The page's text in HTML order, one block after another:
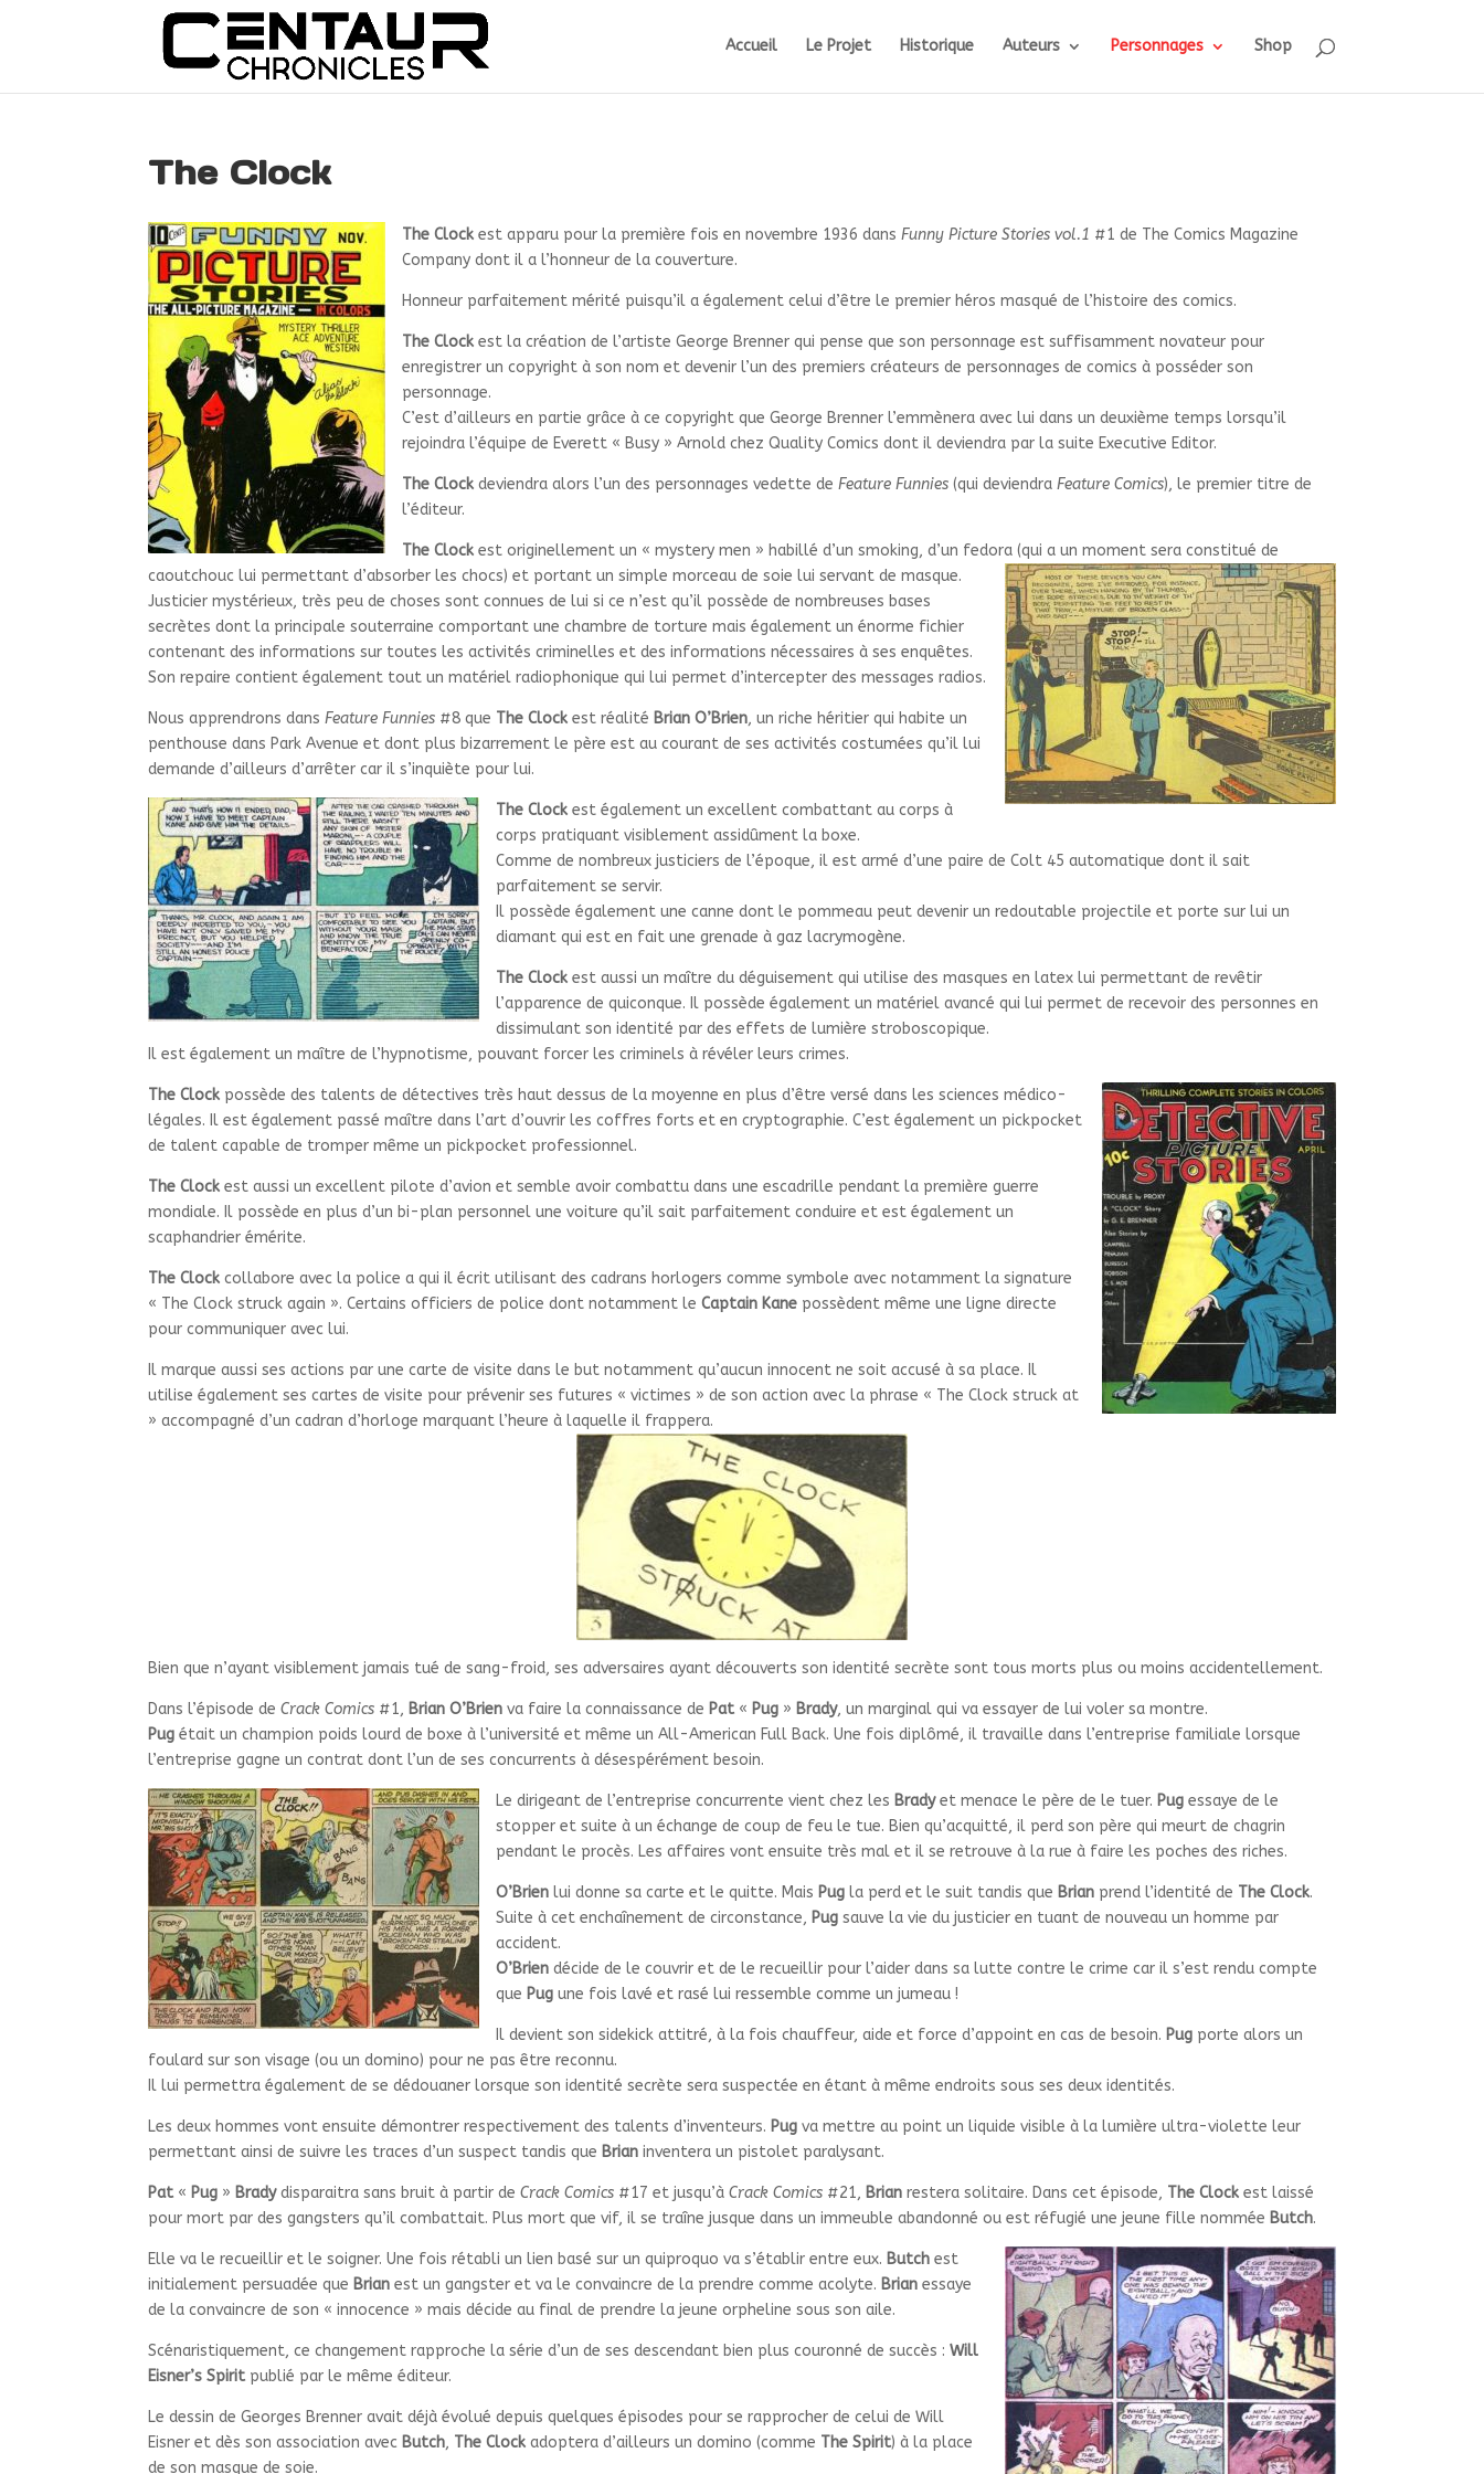
Accueil Le Projet Historique Auteurs Personnages Shop
The Clock
The Clock est apparu pour la première fois en novembre 1936 dansFunny Picture Stories vol.1 #1 de The Comics Magazine
Company dont il a l’honneur de la couverture.
Honneur parfaitement mérité puisqu’il a également celui d’être le premier héros masqué de l’histoire des comics.
The Clock est la création de l’artiste George Brenner qui pense que son personnage est suffisamment novateur pour
enregistrer un copyright à son nom et devenir l’un des premiers créateurs de personnages de comics à posséder son
personnage.
C’est d’ailleurs en partie grâce à ce copyright que George Brenner l’emmènera avec lui dans un deuxième temps lorsqu’il
rejoindra l’équipe de Everett « Busy » Arnold chez Quality Comics dont il deviendra par la suite Executive Editor.
The Clock deviendra alors l’un des personnages vedette deFeature Funnies (qui deviendraFeature Comics), le premier titre de
l’éditeur.
The Clock est originellement un « mystery men » habillé d’un smoking, d’un fedora (qui a un moment sera constitué de
caoutchouc lui permettant d’absorber les chocs) et portant un simple morceau de soie lui servant de masque.
Justicier mystérieux, très peu de choses sont connues de lui si ce n’est qu’il possède de nombreuses bases
secrètes dont la principale souterraine comportant une chambre de torture mais également un énorme fichier
contenant des informations sur toutes les activités criminelles et des informations nécessaires à ses enquêtes.
Son repaire contient également tout un matériel radiophonique qui lui permet d’intercepter des messages radios.
Nous apprendrons dansFeature Funnies #8 que The Clock est réalité Brian O’Brien, un riche héritier qui habite un
penthouse dans Park Avenue et dont plus bizarrement le père est au courant de ses activités costumées qu’il lui
demande d’ailleurs d’arrêter car il s’inquiète pour lui.
The Clock est également un excellent combattant au corps à
corps pratiquant visiblement assidûment la boxe.
Comme de nombreux justiciers de l’époque, il est armé d’une paire de Colt 45 automatique dont il sait
parfaitement se servir.
Il possède également une canne dont le pommeau peut devenir un redoutable projectile et porte sur lui un
diamant qui est en fait une grenade à gaz lacrymogène.
The Clock est aussi un maître du déguisement qui utilise des masques en latex lui permettant de revêtir
l’apparence de quiconque. Il possède également un matériel avancé qui lui permet de recevoir des personnes en
dissimulant son identité par des effets de lumière stroboscopique.
Il est également un maître de l’hypnotisme, pouvant forcer les criminels à révéler leurs crimes.
The Clock possède des talents de détectives très haut dessus de la moyenne en plus d’être versé dans les sciencesmédico-
légales. Il est également passé maître dans l’art d’ouvrir les coffres forts et en cryptographie. C’est également un pickpocket
de talent capable de tromper même un pickpocket professionnel.
The Clock est aussi un excellent pilote d’avion et semble avoir combattu dans une escadrille pendant la première guerre
mondiale. Il possède en plus d’un bi-plan personnel une voiture qu’il sait parfaitement conduire et est également un
scaphandrier émérite.
The Clock collabore avec la police a qui il écrit utilisant des cadrans horlogers comme symbole avec notamment la signature
« The Clock struck again ». Certains officiers de police dont notamment leCaptain Kane possèdent même une ligne directe
pour communiquer avec lui.
Il marque aussi ses actions par une carte de visite dans le but notamment qu’aucun innocent ne soit accusé à sa place. Il
utilise également ses cartes de visite pour prévenir ses futures « victimes » de son action avec la phrase « The Clock struck at
» accompagné d’un cadran d’horloge marquant l’heure à laquelle il frappera.
Bien que n’ayant visiblement jamais tué de sang-froid, ses adversaires ayant découverts son identité secrète sont tous morts plus ou moins accidentellement.
Dans l’épisode deCrack Comics #1, Brian O’Brien va faire la connaissance de Pat « Pug » Brady, un marginal qui va essayer de lui voler sa montre.
Pug était un champion poids lourd de boxe à l’université et même un All-American Full Back. Une fois diplômé, il travaille dans l’entreprise familiale lorsque
l’entreprise gagne un contrat dont l’un de ses concurrents à désespérément besoin.
Le dirigeant de l’entreprise concurrente vient chez les Bradyet menace le père de le tuer. Pug essaye de le
stopper et suite à un échange de coup de feu le tue. Bien qu’acquitté, il perd son père qui meurt de chagrin
pendant le procès. Les affaires vont ensuite très mal et il se retrouve à la rue à faire les poches des riches.
O’Brien lui donne sa carte et le quitte. Mais Pug la perd et le suit tandis que Brian prend l’identité de The Clock.
Suite à cet enchaînement de circonstance, Pug sauve la vie du justicier en tuant de nouveau un homme par
accident.
O’Brien décide de le couvrir et de le recueillir pour l’aider dans sa lutte contre le crime car il s’est rendu compte
que Pug une fois lavé et rasé lui ressemble comme un jumeau !
Il devient son sidekick attitré, à la fois chauffeur, aide et force d’appoint en cas de besoin. Pug porte alors un
foulard sur son visage (ou un domino) pour ne pas être reconnu.
Il lui permettra également de se dédouaner lorsque son identité secrète sera suspectée en étant à même endroits sous ses deux identités.
Les deux hommes vont ensuite démontrer respectivement des talents d’inventeurs. Pug va mettre au point un liquide visible à la lumière ultra-violette leur
permettant ainsi de suivre les traces d’un suspect tandis que Brian inventera un pistolet paralysant.
Pat « Pug » Bradydisparaitra sans bruit à partir deCrack Comics #17 et jusqu’àCrack Comics #21, Brian restera solitaire. Dans cet épisode, The Clock est laissé
pour mort par des gangsters qu’il combattait. Plus mort que vif, il se traîne jusque dans un immeuble abandonné ou est réfugié une jeune fille nommée Butch.
Elle va le recueillir et le soigner. Une fois rétabli un lien basé sur un quiproquo va s’établir entre eux. Butch est
initialement persuadée que Brian est un gangster et va le convaincre de la prendre comme acolyte. Brian essaye
de la convaincre de son « innocence » mais décide au final de prendre la jeune orpheline sous son aile.
Scénaristiquement, ce changement rapproche la série d’un de ses descendant bien plus couronné de succès :Will
Eisner’s Spirit publié par le même éditeur.
Le dessin de Georges Brenner avait déjà évolué depuis quelques épisodes pour se rapprocher de celui de Will
Eisner et dès son association avec Butch, The Clock adoptera d’ailleurs un domino (comme The Spirit) à la place
de son masque de soie.